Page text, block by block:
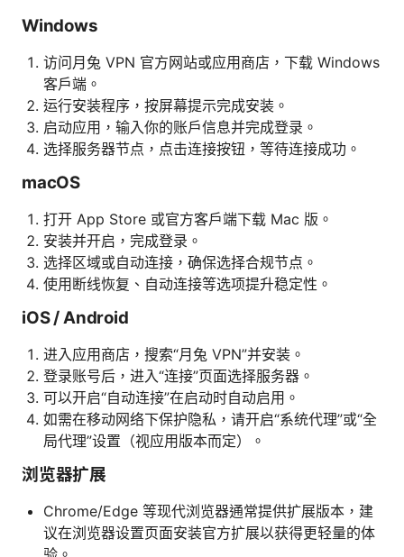
Windows
访问月兔 VPN 官方网站或应用商店，下载 Windows
客户端。
运行安装程序，按屏幕提示完成安装。
启动应用，输入你的账户信息并完成登录。
选择服务器节点，点击连接按钮，等待连接成功。
macOS
打开 App Store 或官方客户端下载 Mac 版。
安装并开启，完成登录。
选择区域或自动连接，确保选择合规节点。
使用断线恢复、自动连接等选项提升稳定性。
iOS / Android
进入应用商店，搜索“月兔 VPN”并安装。
登录账号后，进入“连接”页面选择服务器。
可以开启“自动连接”在启动时自动启用。
如需在移动网络下保护隐私，请开启“系统代理”或“全
局代理”设置（视应用版本而定）。
浏览器扩展
Chrome/Edge 等现代浏览器通常提供扩展版本，建
议在浏览器设置页面安装官方扩展以获得更轻量的体